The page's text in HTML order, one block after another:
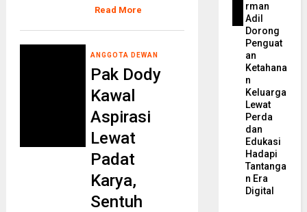
Read More
ANGGOTA DEWAN
Pak Dody
Kawal
Aspirasi
Lewat
Padat
Karya,
Sentuh
rman
Adil
Dorong
Penguat
an
Ketahana
n
Keluarga
Lewat
Perda
dan
Edukasi
Hadapi
Tantanga
n Era
Digital